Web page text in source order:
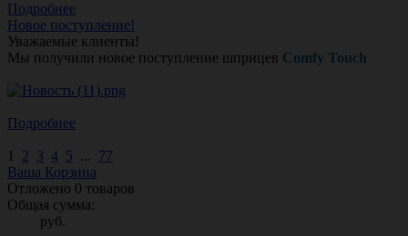
Подробнее
Новое поступление!
Уважаемые клиенты!
Мы получили новое поступление шприцев Comfy Touch
Подробнее
1 2 3 4 5 ... 77
Ваша Корзина
Отложено 0 товаров
Общая сумма:
руб.